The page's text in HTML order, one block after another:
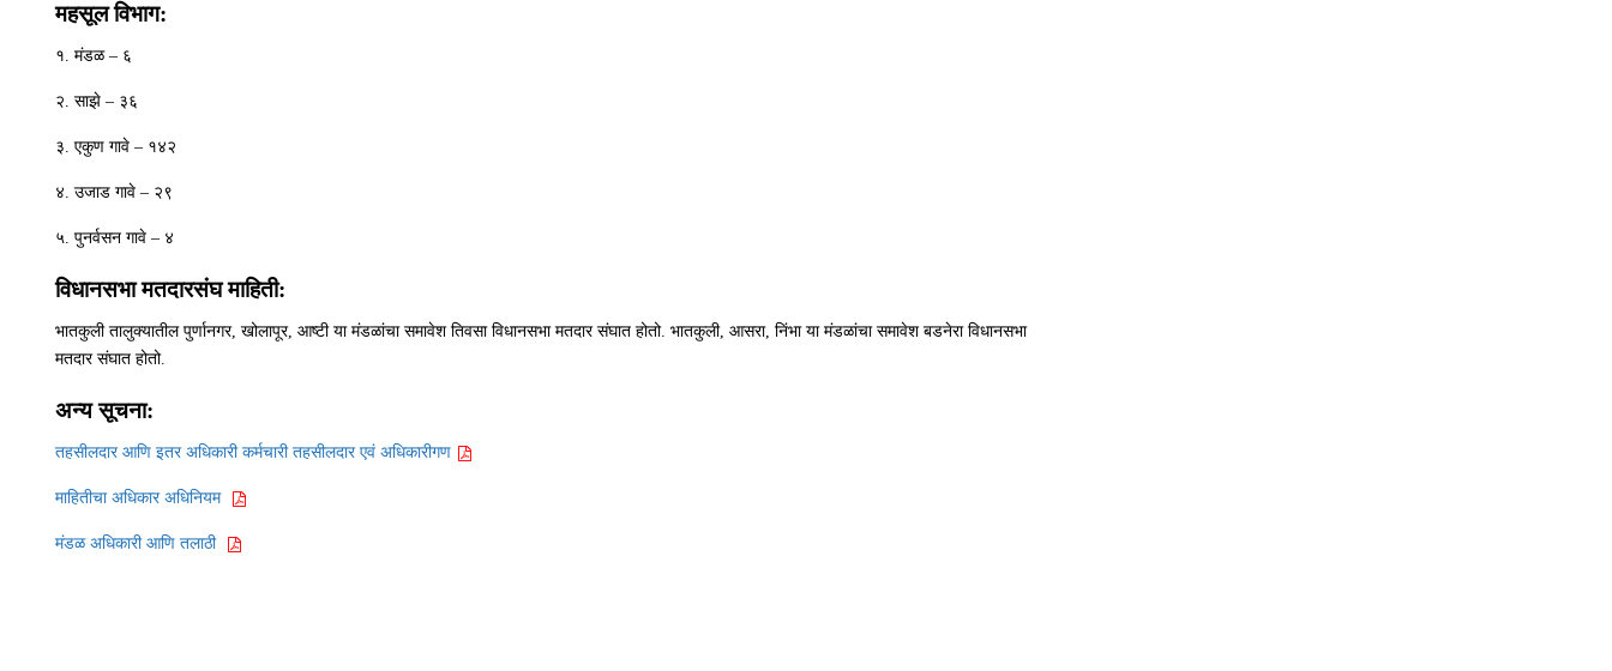
महसूल विभाग:
१. मंडळ – ६
२. साझे – ३६
३. एकुण गावे – १४२
४. उजाड गावे – २९
५. पुनर्वसन गावे – ४
विधानसभा मतदारसंघ माहिती:
भातकुली तालुक्यातील पुर्णानगर, खोलापूर, आष्टी या मंडळांचा समावेश तिवसा विधानसभा मतदार संघात होतो. भातकुली, आसरा, निंभा या मंडळांचा समावेश बडनेरा विधानसभा
मतदार संघात होतो.
अन्य सूचना:
तहसीलदार आणि इतर अधिकारी कर्मचारी तहसीलदार एवं अधिकारीगण
माहितीचा अधिकार अधिनियम
मंडळ अधिकारी आणि तलाठी